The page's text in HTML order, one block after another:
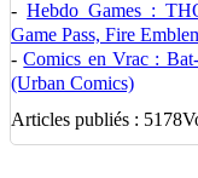
-Hebdo Games :
Game Pass, Fire
-Comics en Vrac :
(Urban Comics)
Articles publiés : 5178